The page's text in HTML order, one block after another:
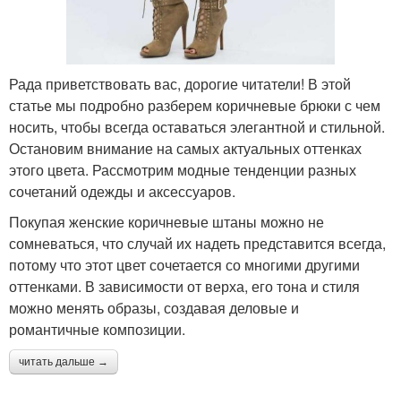
Рада приветствовать вас, дорогие читатели! В этой
статье мы подробно разберем коричневые брюки с чем
носить, чтобы всегда оставаться элегантной и стильной.
Остановим внимание на самых актуальных оттенках
этого цвета. Рассмотрим модные тенденции разных
сочетаний одежды и аксессуаров.
Покупая женские коричневые штаны можно не
сомневаться, что случай их надеть представится всегда,
потому что этот цвет сочетается со многими другими
оттенками. В зависимости от верха, его тона и стиля
можно менять образы, создавая деловые и
романтичные композиции.
читать дальше →